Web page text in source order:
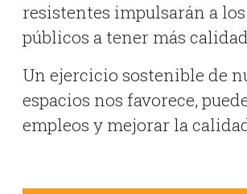
resistentes impulsarán a
públicos a tener más
Un ejercicio sostenible de
espacios nos favorece,
empleos y mejorar la